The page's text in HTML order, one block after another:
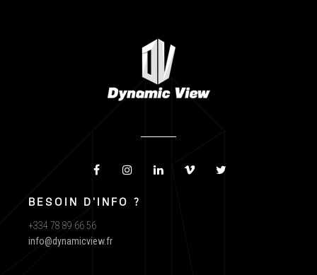
BESOIN D'INFO ?
+334 78 89 66 56
info@dynamicview.fr